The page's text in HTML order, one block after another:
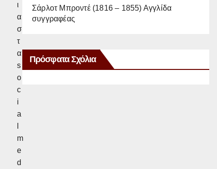
ι
α
σ
τ
α
s
o
c
i
a
m
e
d
Σάρλοτ Μπροντέ (1816 – 1855) Αγγλίδα
συγγραφέας
Πρόσφατα Σχόλια